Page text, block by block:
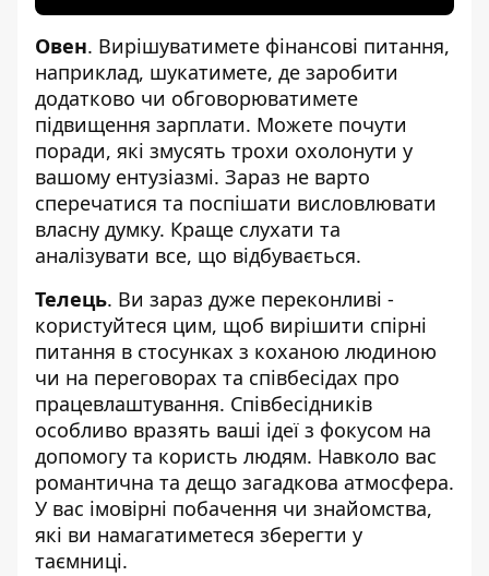
Овен. Вирішуватимете фінансові питання,
наприклад, шукатимете, де заробити
додатково чи обговорюватимете
підвищення зарплати. Можете почути
поради, які змусять трохи охолонути у
вашому ентузіазмі. Зараз не варто
сперечатися та поспішати висловлювати
власну думку. Краще слухати та
аналізувати все, що відбувається.
Телець. Ви зараз дуже переконливі -
користуйтеся цим, щоб вирішити спірні
питання в стосунках з коханою людиною
чи на переговорах та співбесідах про
працевлаштування. Співбесідників
особливо вразять ваші ідеї з фокусом на
допомогу та користь людям. Навколо вас
романтична та дещо загадкова атмосфера.
У вас імовірні побачення чи знайомства,
які ви намагатиметеся зберегти у
таємниці.